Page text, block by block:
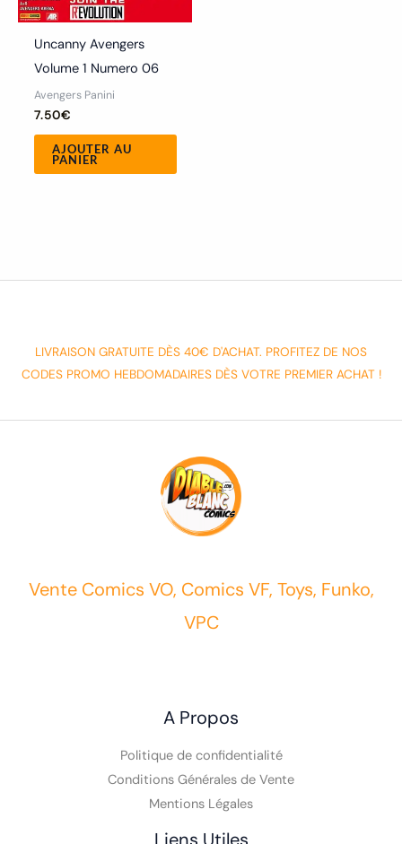
Uncanny Avengers
Volume 1 Numero 06
Avengers Panini
7.50€
AJOUTER AU
PANIER
LIVRAISON GRATUITE DÈS 40€ D'ACHAT. PROFITEZ DE NOS
CODES PROMO HEBDOMADAIRES DÈS VOTRE PREMIER ACHAT !
Vente Comics VO, Comics VF, Toys, Funko,
VPC
A Propos
Politique de confidentialité
Conditions Générales de Vente
Mentions Légales